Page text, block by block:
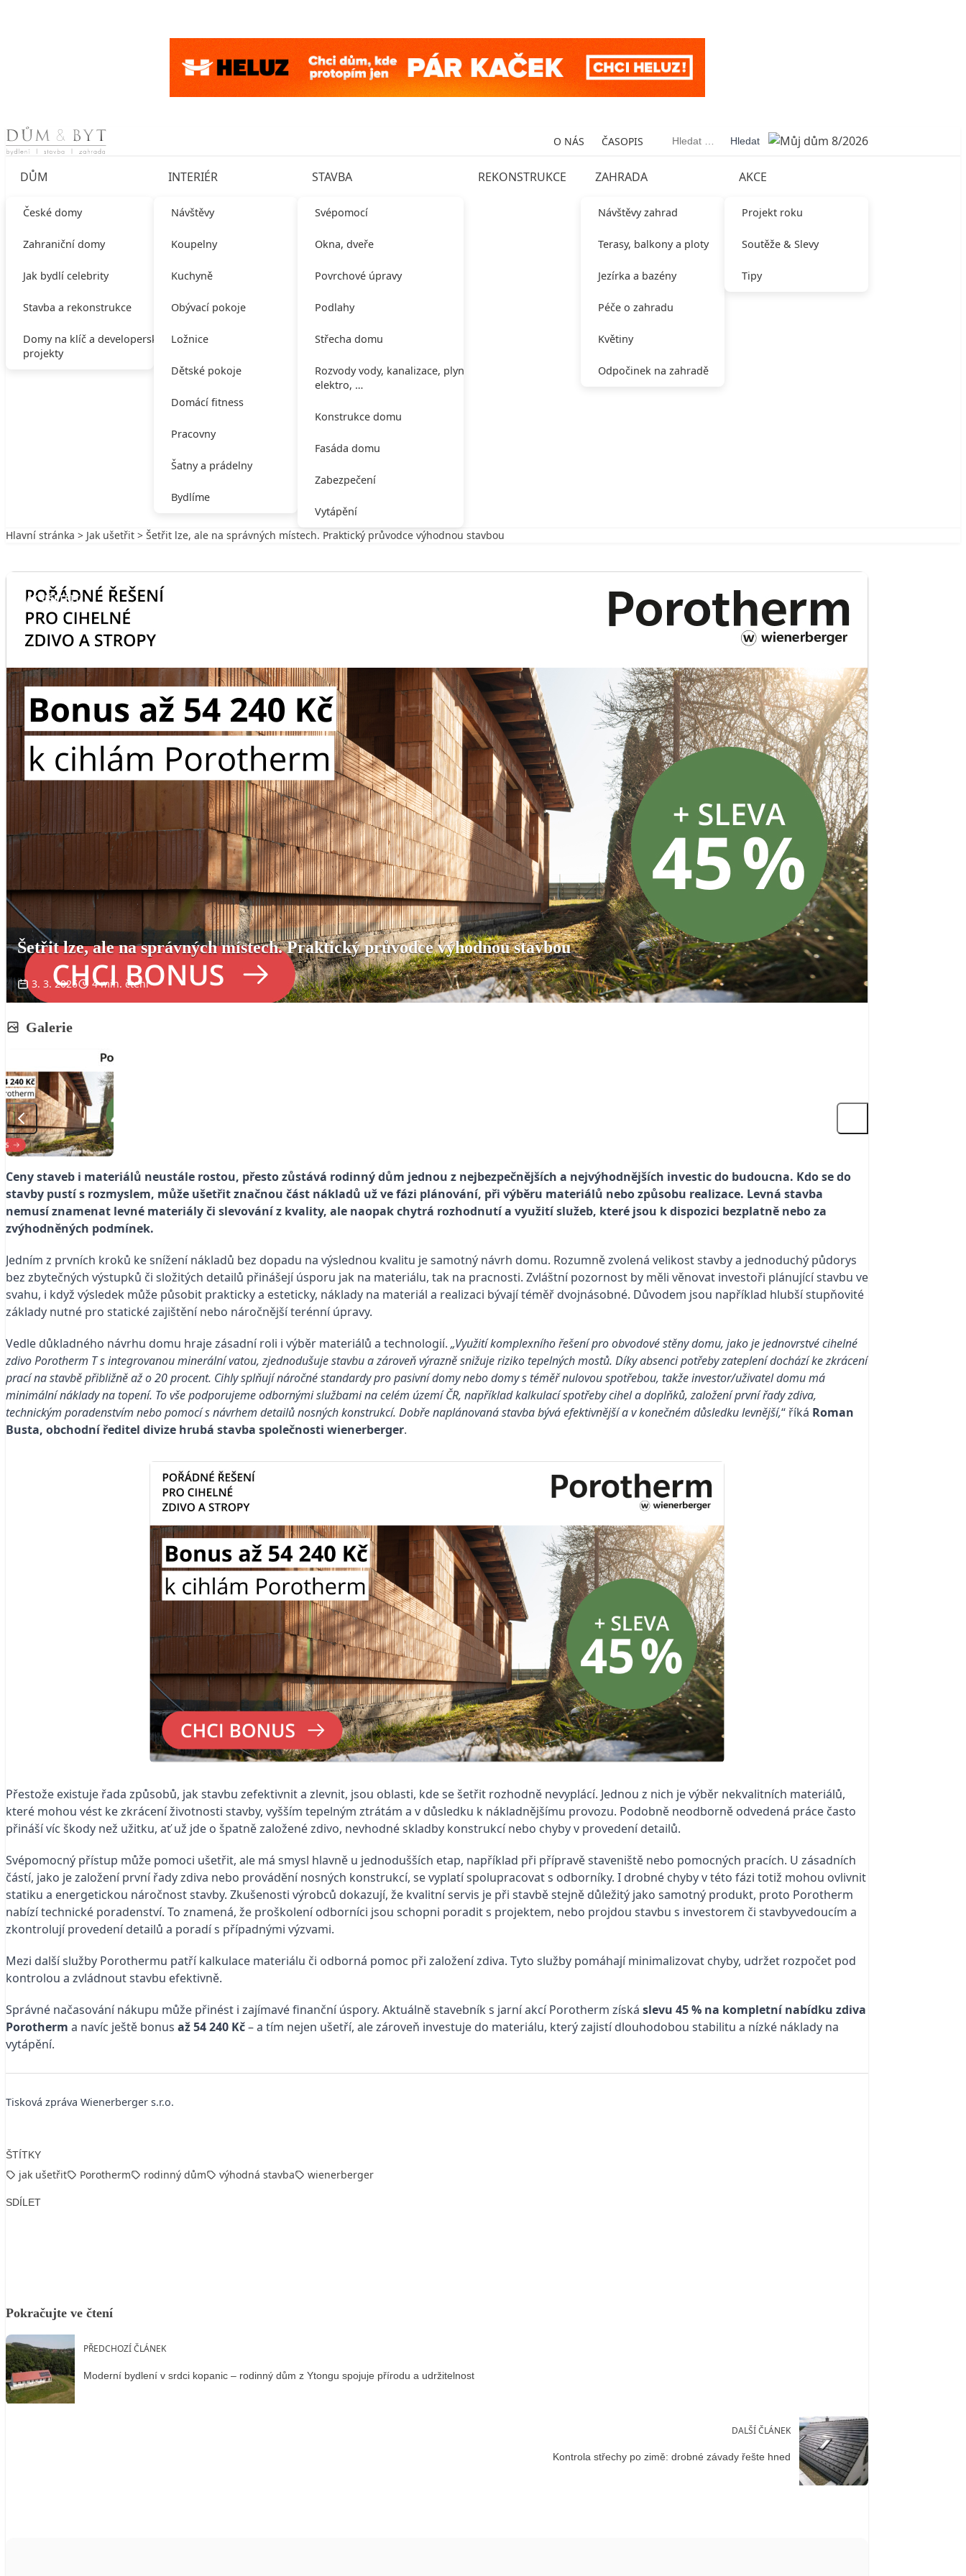
Skip to content O NÁS ČASOPIS Vyhledávání
DŮM
České domy
Zahraniční domy
Jak bydlí celebrity
Stavba a rekonstrukce
Domy na klíč a developerské
projekty
INTERIÉR
Návštěvy
Koupelny
Kuchyně
Obývací pokoje
Ložnice
Dětské pokoje
Domácí fitness
Pracovny
Šatny a prádelny
Bydlíme
STAVBA
Svépomocí
Okna, dveře
Povrchové úpravy
Podlahy
Střecha domu
Rozvody vody, kanalizace, plynu,
elektro, …
Konstrukce domu
Fasáda domu
Zabezpečení
Vytápění
REKONSTRUKCE ZAHRADA
Návštěvy zahrad
Terasy, balkony a ploty
Jezírka a bazény
Péče o zahradu
Květiny
Odpočinek na zahradě
AKCE
Projekt roku
Soutěže & Slevy
Tipy
Hlavní stránka > Jak ušetřit > Šetřit lze, ale na správných místech. Praktický průvodce výhodnou stavbou
JAK UŠETŘIT
Šetřit lze, ale na správných místech. Praktický průvodce výhodnou stavbou
3. 3. 2026 4 min. čtení
Galerie
Ceny staveb i materiálů neustále rostou, přesto zůstává rodinný dům jednou z nejbezpečnějších a nejvýhodnějších investic do budoucna. Kdo se do
stavby pustí s rozmyslem, může ušetřit značnou část nákladů už ve fázi plánování, při výběru materiálů nebo způsobu realizace. Levná stavba
nemusí znamenat levné materiály či slevování z kvality, ale naopak chytrá rozhodnutí a využití služeb, které jsou k dispozici bezplatně nebo za
zvýhodněných podmínek.
Jedním z prvních kroků ke snížení nákladů bez dopadu na výslednou kvalitu je samotný návrh domu. Rozumně zvolená velikost stavby a jednoduchý půdorys
bez zbytečných výstupků či složitých detailů přinášejí úsporu jak na materiálu, tak na pracnosti. Zvláštní pozornost by měli věnovat investoři plánující stavbu ve
svahu, i když výsledek může působit prakticky a esteticky, náklady na materiál a realizaci bývají téměř dvojnásobné. Důvodem jsou například hlubší stupňovité
základy nutné pro statické zajištění nebo náročnější terénní úpravy.
Vedle důkladného návrhu domu hraje zásadní roli i výběr materiálů a technologií. „Využití komplexního řešení pro obvodové stěny domu, jako je jednovrstvé cihelné
zdivo Porotherm T s integrovanou minerální vatou, zjednodušuje stavbu a zároveň výrazně snižuje riziko tepelných mostů. Díky absenci potřeby zateplení dochází ke zkrácení
prací na stavbě přibližně až o 20 procent. Cihly splňují náročné standardy pro pasivní domy nebo domy s téměř nulovou spotřebou, takže investor/uživatel domu má
minimální náklady na topení. To vše podporujeme odbornými službami na celém území ČR, například kalkulací spotřeby cihel a doplňků, založení první řady zdiva,
technickým poradenstvím nebo pomocí s návrhem detailů nosných konstrukcí. Dobře naplánovaná stavba bývá efektivnější a v konečném důsledku levnější,“ říká Roman
Busta, obchodní ředitel divize hrubá stavba společnosti wienerberger.
Přestože existuje řada způsobů, jak stavbu zefektivnit a zlevnit, jsou oblasti, kde se šetřit rozhodně nevyplácí. Jednou z nich je výběr nekvalitních materiálů,
které mohou vést ke zkrácení životnosti stavby, vyšším tepelným ztrátám a v důsledku k nákladnějšímu provozu. Podobně neodborně odvedená práce často
přináší víc škody než užitku, ať už jde o špatně založené zdivo, nevhodné skladby konstrukcí nebo chyby v provedení detailů.
Svépomocný přístup může pomoci ušetřit, ale má smysl hlavně u jednodušších etap, například při přípravě staveniště nebo pomocných pracích. U zásadních
částí, jako je založení první řady zdiva nebo provádění nosných konstrukcí, se vyplatí spolupracovat s odborníky. I drobné chyby v této fázi totiž mohou ovlivnit
statiku a energetickou náročnost stavby. Zkušenosti výrobců dokazují, že kvalitní servis je při stavbě stejně důležitý jako samotný produkt, proto Porotherm
nabízí technické poradenství. To znamená, že proškolení odborníci jsou schopni poradit s projektem, nebo projdou stavbu s investorem či stavbyvedoucím a
zkontrolují provedení detailů a poradí s případnými výzvami.
Mezi další služby Porothermu patří kalkulace materiálu či odborná pomoc při založení zdiva. Tyto služby pomáhají minimalizovat chyby, udržet rozpočet pod
kontrolou a zvládnout stavbu efektivně.
Správné načasování nákupu může přinést i zajímavé finanční úspory. Aktuálně stavebník s jarní akcí Porotherm získá slevu 45 % na kompletní nabídku zdiva
Porotherm a navíc ještě bonus až 54 240 Kč– a tím nejen ušetří, ale zároveň investuje do materiálu, který zajistí dlouhodobou stabilitu a nízké náklady na
vytápění.
Tisková zpráva Wienerberger s.r.o.
ŠTÍTKY
jak ušetřit Porotherm rodinný dům výhodná stavba wienerberger
SDÍLET
Pokračujte ve čtení
PŘEDCHOZÍ ČLÁNEK
Moderní bydlení v srdci kopanic – rodinný dům z Ytongu spojuje přírodu a udržitelnost
DALŠÍ ČLÁNEK
Kontrola střechy po zimě: drobné závady řešte hned